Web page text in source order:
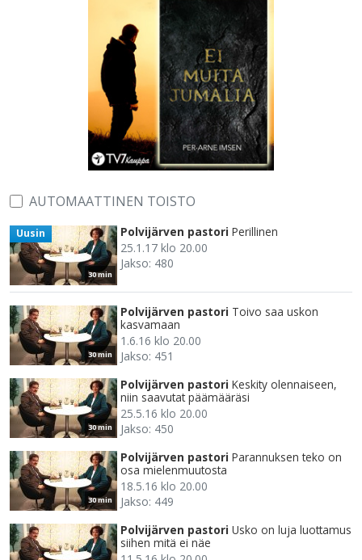
AUTOMAATTINEN TOISTO
30 min
Uusin Polvijärven pastori Perillinen
25.1.17 klo 20.00
Jakso: 480
30 min
Polvijärven pastori Toivo saa uskon
kasvamaan
1.6.16 klo 20.00
Jakso: 451
30 min
Polvijärven pastori Keskity olennaiseen,
niin saavutat päämääräsi
25.5.16 klo 20.00
Jakso: 450
30 min
Polvijärven pastori Parannuksen teko on
osa mielenmuutosta
18.5.16 klo 20.00
Jakso: 449
Polvijärven pastori Usko on luja luottamus
siihen mitä ei näe